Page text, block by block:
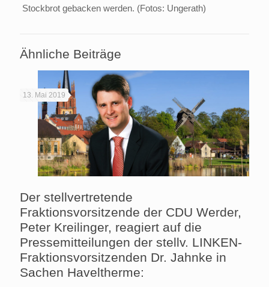
Stockbrot gebacken werden. (Fotos: Ungerath)
Ähnliche Beiträge
13. Mai 2019
Der stellvertretende
Fraktionsvorsitzende der CDU Werder,
Peter Kreilinger, reagiert auf die
Pressemitteilungen der stellv. LINKEN-
Fraktionsvorsitzenden Dr. Jahnke in
Sachen Haveltherme: